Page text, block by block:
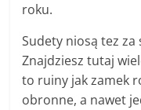
roku.
Sudety niosą tez
Znajdziesz tutaj
to ruiny jak zamek
obronne, a nawet